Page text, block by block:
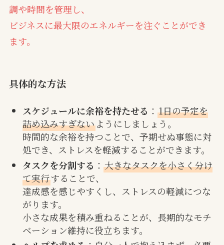
調や時間を管理し、
ビジネスに最大限のエネルギーを注ぐことができ
ます。
具体的な方法
スケジュールに余裕を持たせる ： 1日の予定を
詰め込みすぎないようにしましょう。
時間的な余裕を持つことで、予期せぬ事態に対
処でき、ストレスを軽減することができます。
タスクを分割する ： 大きなタスクを小さく分け
て実行することで、
達成感を感じやすくし、ストレスの軽減につな
がります。
小さな成果を積み重ねることが、長期的なモチ
ベーション維持に役立ちます。